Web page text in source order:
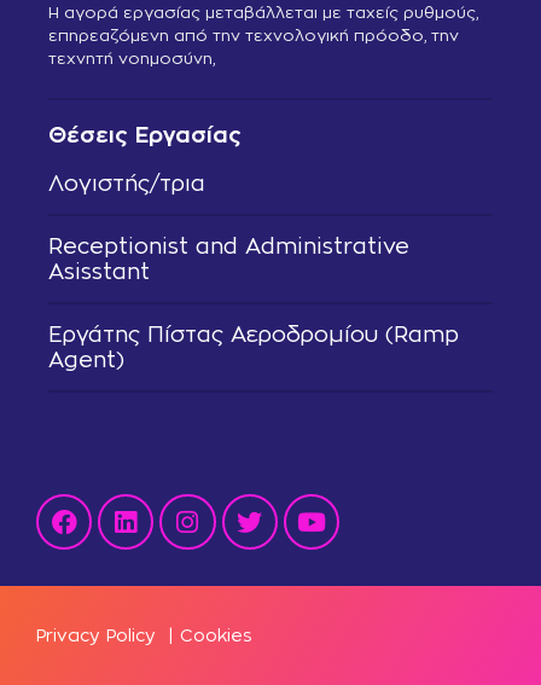
Θέσεις Εργασίας
Λογιστής/τρια
Receptionist and Administrative
Asisstant
Εργάτης Πίστας Αεροδρομίου (Ramp
Agent)
Η αγορά εργασίας μεταβάλλεται με ταχείς ρυθμούς,
επηρεαζόμενη από την τεχνολογική πρόοδο, την
τεχνητή νοημοσύνη,
Privacy Policy Cookies